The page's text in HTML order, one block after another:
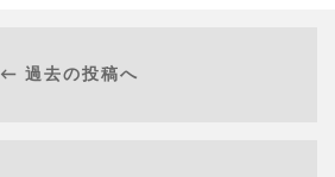
← 過去の投稿へ